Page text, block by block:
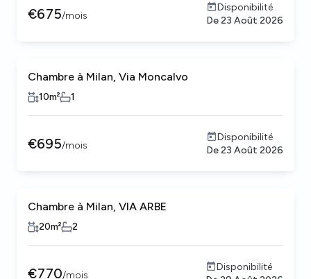
€675/mois
Disponibilité
De23 Août 2026
Chambre à Milan, Via Moncalvo
10m² 1
€695/mois
Disponibilité
De23 Août 2026
Chambre à Milan, VIA ARBE
20m² 2
€770/mois
Disponibilité